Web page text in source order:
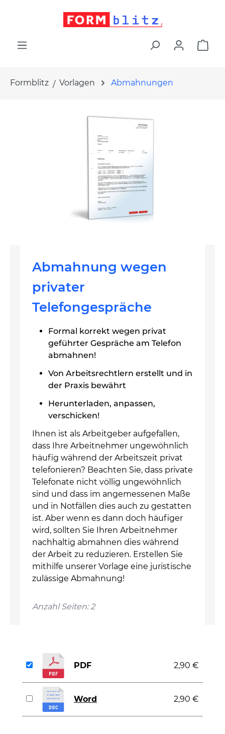
Formblitz Vorlagen Abmahnungen
Abmahnung wegen
privater
Telefongespräche
Formal korrekt wegen privat
geführter Gespräche am Telefon
abmahnen!
Von Arbeitsrechtlern erstellt und in
der Praxis bewährt
Herunterladen, anpassen,
verschicken!
Ihnen ist als Arbeitgeber aufgefallen,
dass Ihre Arbeitnehmer ungewöhnlich
häufig während der Arbeitszeit privat
telefonieren? Beachten Sie, dass private
Telefonate nicht völlig ungewöhnlich
sind und dass im angemessenen Maße
und in Notfällen dies auch zu gestatten
ist. Aber wenn es dann doch häufiger
wird, sollten Sie Ihren Arbeitnehmer
nachhaltig abmahnen dies während
der Arbeit zu reduzieren. Erstellen Sie
mithilfe unserer Vorlage eine juristische
zulässige Abmahnung!
Anzahl Seiten: 2
PDF 2,90 €
Word 2,90 €